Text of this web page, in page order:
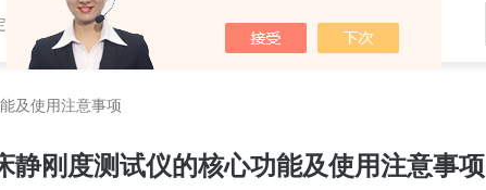
谱铣样机,压电式三向车削测力仪,压电式三向切削力测试系统
及使用注意事项
静刚度测试仪的核心功能及使用注意事项